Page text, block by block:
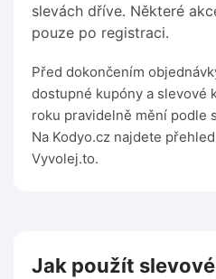
slevách dříve. Některé
pouze po registraci.
Před dokončením
dostupné kupóny a slevové
roku pravidelně mění podle
Na Kodyo.cz najdete
Vyvolej.to.
Jak použít